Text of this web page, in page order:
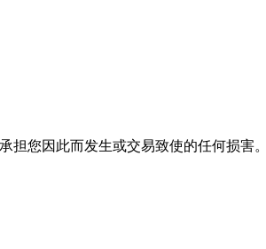
您因此而发生或交易致使的任何损害。